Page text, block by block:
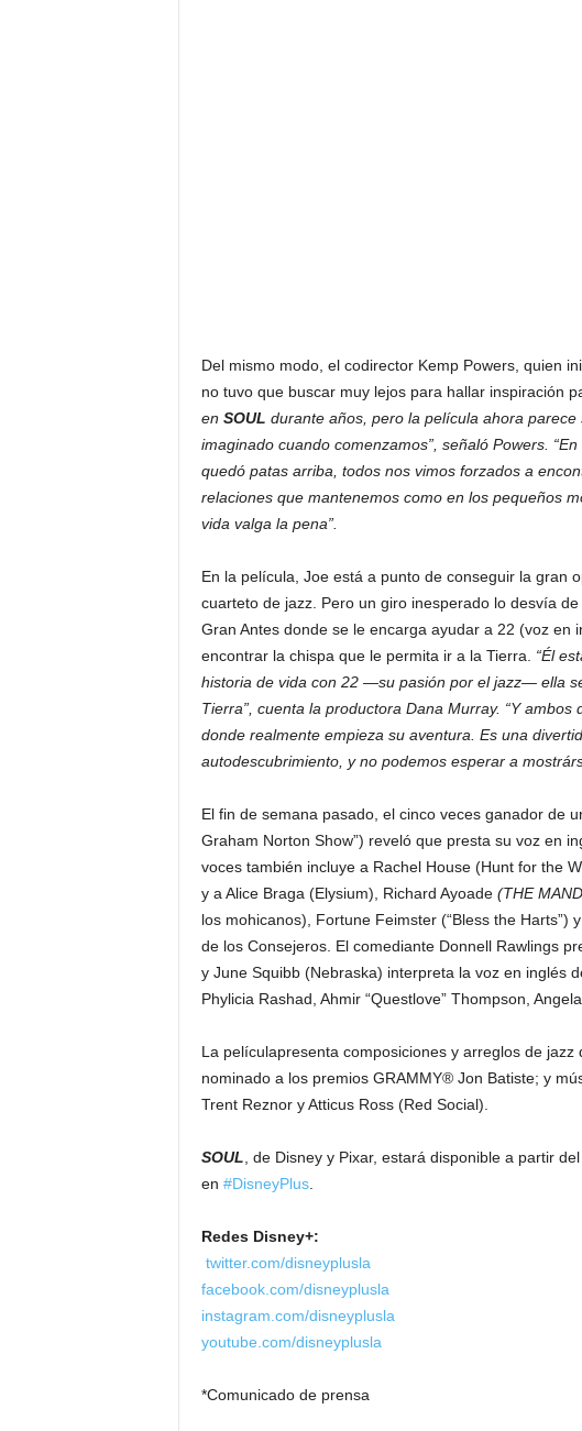
Del mismo modo, el codirector Kemp Powers, quien
no tuvo que buscar muy lejos para hallar inspiración
en SOUL durante años, pero la película ahora
imaginado cuando comenzamos”, señaló Powers.
quedó patas arriba, todos nos vimos forzados a
relaciones que mantenemos como en los pequeños
vida valga la pena”.
En la película, Joe está a punto de conseguir la gran
cuarteto de jazz. Pero un giro inesperado lo desvía
Gran Antes donde se le encarga ayudar a 22 (voz en
encontrar la chispa que le permita ir a la Tierra. “Él
historia de vida con 22 —su pasión por el jazz— ella
Tierra”, cuenta la productora Dana Murray. “Y
donde realmente empieza su aventura. Es una
autodescubrimiento, y no podemos esperar a
El fin de semana pasado, el cinco veces ganador de
Graham Norton Show”) reveló que presta su voz en
voces también incluye a Rachel House (Hunt for the
y a Alice Braga (Elysium), Richard Ayoade (THE
los mohicanos), Fortune Feimster (“Bless the Harts”)
de los Consejeros. El comediante Donnell Rawlings
y June Squibb (Nebraska) interpreta la voz en inglés
Phylicia Rashad, Ahmir “Questlove” Thompson,
La películapresenta composiciones y arreglos de
nominado a los premios GRAMMY® Jon Batiste; y
Trent Reznor y Atticus Ross (Red Social).
SOUL , de Disney y Pixar, estará disponible a partir
en #DisneyPlus.
Redes Disney+:
twitter.com/disneyplusla
facebook.com/disneyplusla
instagram.com/disneyplusla
youtube.com/disneyplusla
*Comunicado de prensa